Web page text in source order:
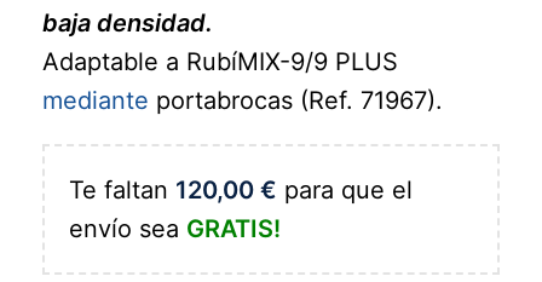
baja densidad.
Adaptable a RubíMIX-9/9 PLUS
mediante portabrocas (Ref. 71967).
Te faltan 120,00 € para que el
envío sea GRATIS!